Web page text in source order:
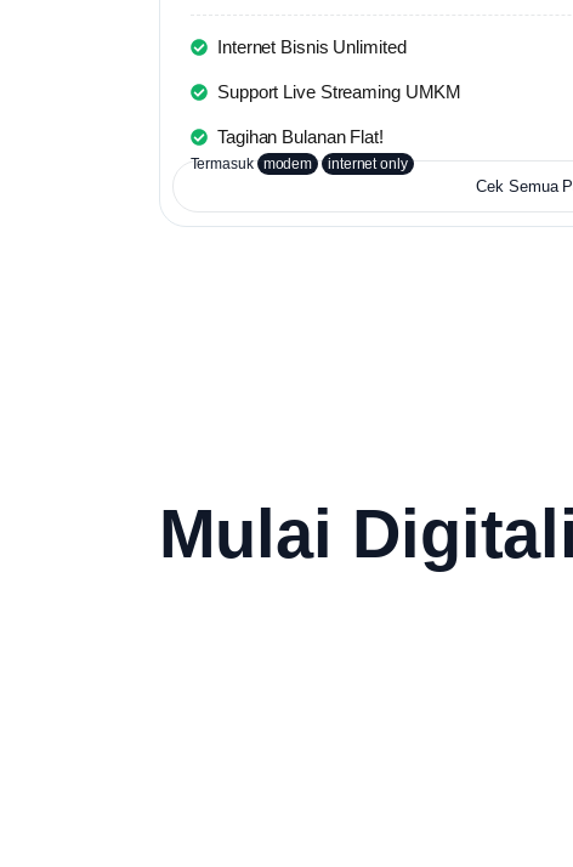
Internet Bisnis Unlimited
Support Live Streaming UMKM
Tagihan Bulanan Flat!
Termasuk modem internet only
Cek Semua
Mulai